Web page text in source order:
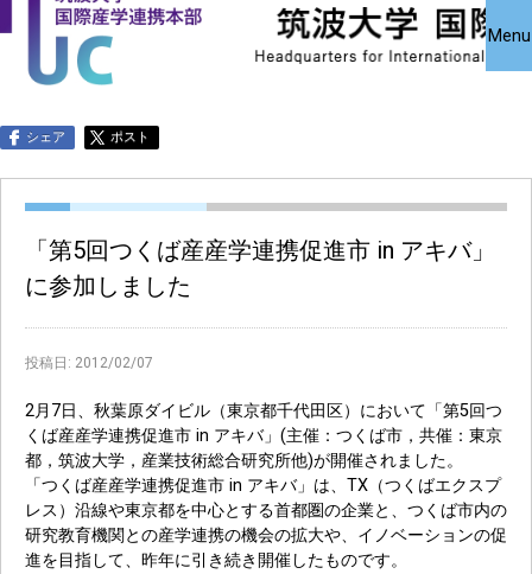
Menu
Close
国際産学連携
本部について
国際産学連携
本部公募事業
共同研究受
究・知的財
シェア ポスト
「第5回つくば産産学連携促進市 in アキバ」
に参加しました
投稿日: 2012/02/07
2月7日、秋葉原ダイビル（東京都千代田区）において「第5回つ
くば産産学連携促進市 in アキバ」(主催：つくば市，共催：東京
都，筑波大学，産業技術総合研究所他)が開催されました。
「つくば産産学連携促進市 in アキバ」は、TX（つくばエクスプ
レス）沿線や東京都を中心とする首都圏の企業と、つくば市内の
研究教育機関との産学連携の機会の拡大や、イノベーションの促
進を目指して、昨年に引き続き開催したものです。